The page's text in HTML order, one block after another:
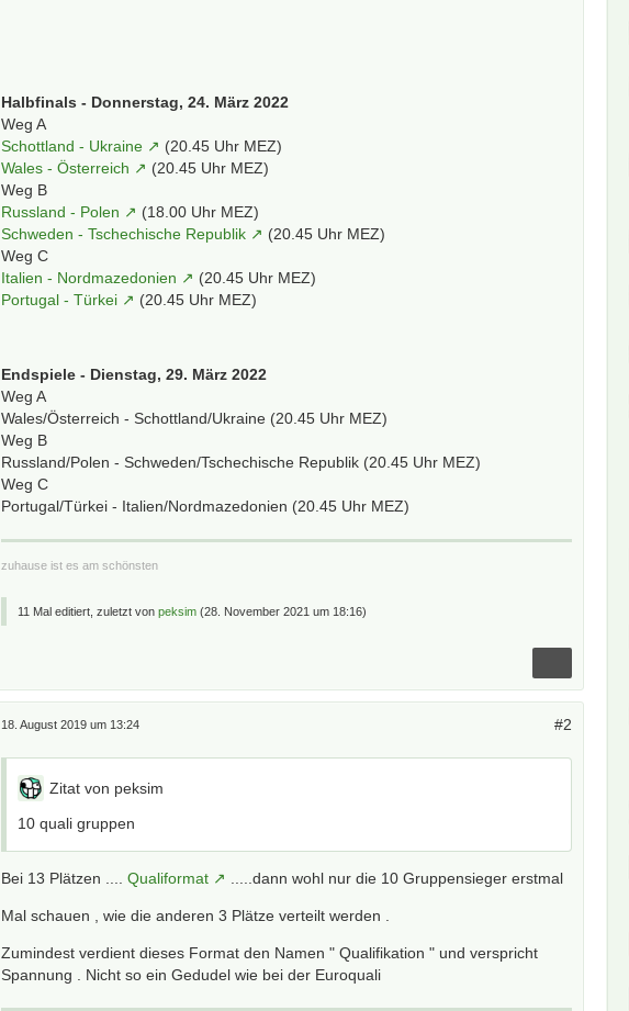
Halbfinals - Donnerstag, 24. März 2022
Weg A
Schottland - Ukraine
(20.45 Uhr MEZ)
Wales - Österreich
(20.45 Uhr MEZ)
Weg B
Russland - Polen
(18.00 Uhr MEZ)
Schweden - Tschechische Republik
(20.45 Uhr MEZ)
Weg C
Italien - Nordmazedonien
(20.45 Uhr MEZ)
Portugal - Türkei
(20.45 Uhr MEZ)
Endspiele - Dienstag, 29. März 2022
Weg A
Wales/Österreich - Schottland/Ukraine (20.45 Uhr MEZ)
Weg B
Russland/Polen - Schweden/Tschechische Republik (20.45 Uhr MEZ)
Weg C
Portugal/Türkei - Italien/Nordmazedonien (20.45 Uhr MEZ)
zuhause ist es am schönsten
11 Mal editiert, zuletzt vonpeksim (28. November 2021 um 18:16)
18. August 2019 um 13:24 #2
Zitat von peksim
10 quali gruppen
Bei 13 Plätzen ....Qualiformat .....dann wohl nur die 10 Gruppensieger erstmal
Mal schauen , wie die anderen 3 Plätze verteilt werden .
Zumindest verdient dieses Format den Namen " Qualifikation " und verspricht
Spannung . Nicht so ein Gedudel wie bei der Euroquali